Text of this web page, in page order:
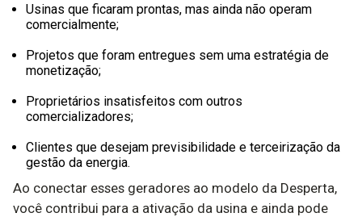
Usinas que ficaram prontas, mas ainda não operam
comercialmente;
Projetos que foram entregues sem uma estratégia de
monetização;
Proprietários insatisfeitos com outros
comercializadores;
Clientes que desejam previsibilidade e terceirização da
gestão da energia.
Ao conectar esses geradores ao modelo da Desperta,
você contribui para a ativação da usina e ainda pode